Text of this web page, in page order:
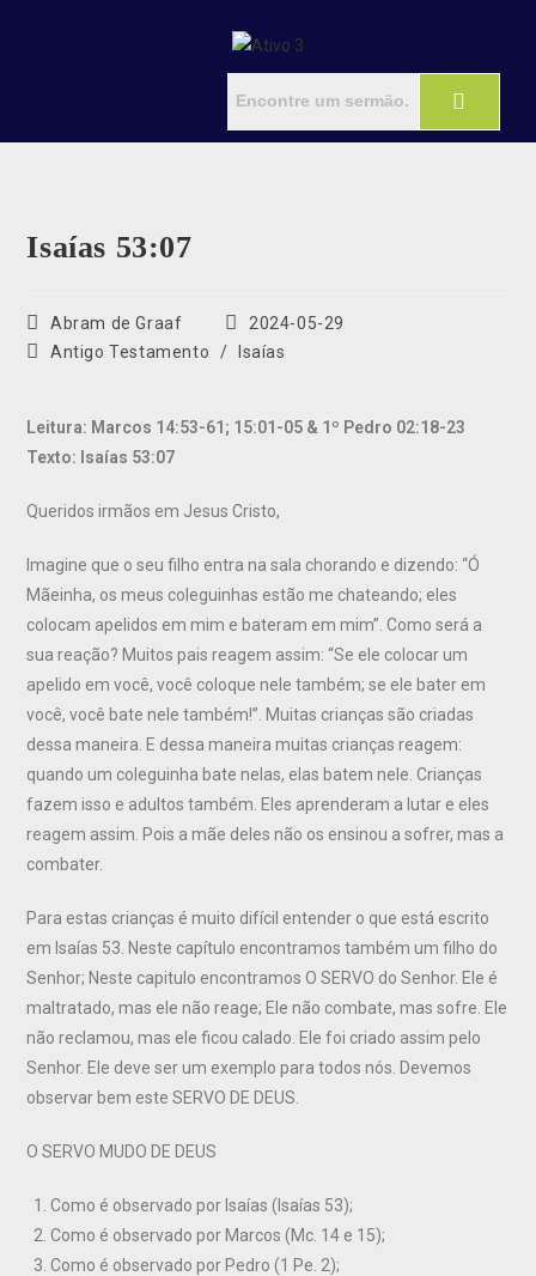
Isaías 53:07
Abram de Graaf
2024-05-29
Antigo Testamento
/ Isaías
Leitura: Marcos 14:53-61; 15:01-05 & 1º Pedro 02:18-23
Texto: Isaías 53:07
Queridos irmãos em Jesus Cristo,
Imagine que o seu filho entra na sala chorando e dizendo: “Ó
Mãeinha, os meus coleguinhas estão me chateando; eles
colocam apelidos em mim e bateram em mim”. Como será a
sua reação? Muitos pais reagem assim: “Se ele colocar um
apelido em você, você coloque nele também; se ele bater em
você, você bate nele também!”. Muitas crianças são criadas
dessa maneira. E dessa maneira muitas crianças reagem:
quando um coleguinha bate nelas, elas batem nele. Crianças
fazem isso e adultos também. Eles aprenderam a lutar e eles
reagem assim. Pois a mãe deles não os ensinou a sofrer, mas a
combater.
Para estas crianças é muito difícil entender o que está escrito
em Isaías 53. Neste capítulo encontramos também um filho do
Senhor; Neste capitulo encontramos O SERVO do Senhor. Ele é
maltratado, mas ele não reage; Ele não combate, mas sofre. Ele
não reclamou, mas ele ficou calado. Ele foi criado assim pelo
Senhor. Ele deve ser um exemplo para todos nós. Devemos
observar bem este SERVO DE DEUS.
O SERVO MUDO DE DEUS
Como é observado por Isaías (Isaías 53);
Como é observado por Marcos (Mc. 14 e 15);
Como é observado por Pedro (1 Pe. 2);